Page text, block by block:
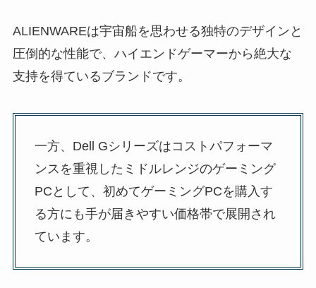
ALIENWAREは宇宙船を思わせる独特のデザインと
圧倒的な性能で、ハイエンドゲーマーから絶大な
支持を得ているブランドです。
一方、Dell Gシリーズはコストパフォーマ
ンスを重視したミドルレンジのゲーミング
PCとして、初めてゲーミングPCを購入す
る方にも手が届きやすい価格帯で展開され
ています。